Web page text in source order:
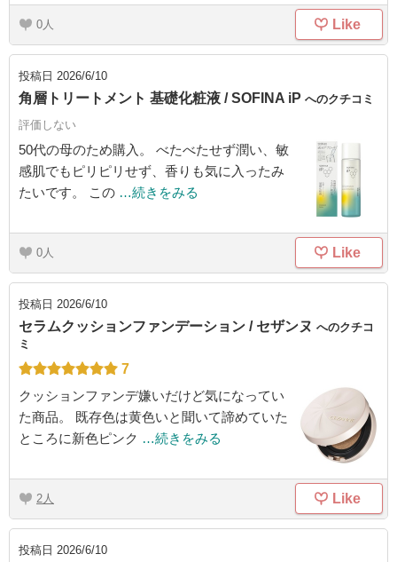
0 Like
投稿日 2026/6/10
角層トリートメント 基礎化粧液 / SOFINA iP へのクチコミ
評価しない
50代の母のため購入。 べたべたせず潤い、敏
感肌でもピリピリせず、香りも気に入ったみ
たいです。 この …続きをみる
0 Like
投稿日 2026/6/10
セラムクッションファンデーション / セザンヌ へのクチコ
ミ
7
クッションファンデ嫌いだけど気になってい
た商品。 既存色は黄色いと聞いて諦めていた
ところに新色ピンク …続きをみる
2 Like
投稿日 2026/6/10